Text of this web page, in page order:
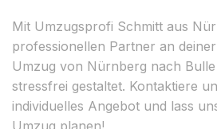
Mit Umzugsprofi Schmitt aus
professionellen Partner an
Umzug von Nürnberg nach
stressfrei gestaltet. Kontaktiere
individuelles Angebot und lass
Umzug planen!